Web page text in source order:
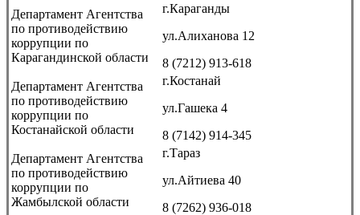
Департамент Агентства
по противодействию
коррупции по
Карагандинской области
г.Караганды
ул.Алиханова 12
8 (7212) 913-618
Департамент Агентства
по противодействию
коррупции по
Костанайской области
г.Костанай
ул.Гашека 4
8 (7142) 914-345
Департамент Агентства
по противодействию
коррупции по
Жамбылской области
г.Тараз
ул.Айтиева 40
8 (7262) 936-018